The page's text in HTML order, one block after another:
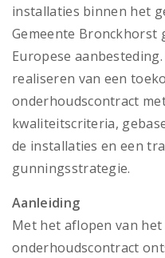
installaties binnen het
Gemeente Bronckhorst
Europese
realiseren van een
onderhoudscontract
kwaliteitscriteria,
de installaties en een
gunningsstrategie.
Aanleiding
Met het aflopen van het
onderhoudscontract